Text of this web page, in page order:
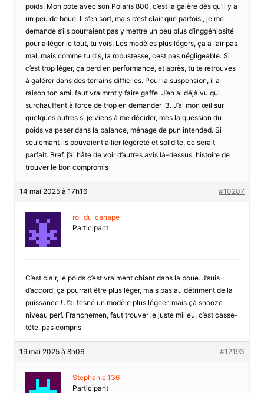
poids. Mon pote avec son Polaris 800, c’est la galère dès qu’il y a
un peu de boue. Il s’en sort, mais c’est clair que parfois,, je me
demande s’ils pourraient pas y mettre un peu plus d’inggéniosité
pour alléger le tout, tu vois. Les modèles plus légers, ça a l’air pas
mal, mais comme tu dis, la robustesse, cest pas négligeable. Si
c’est trop léger, ça perd en performance, et après, tu te retrouves
à galérer dans des terrains difficiles. Pour la suspension, il a
raison ton ami, faut vraimrnt y faire gaffe. J’en ai déjà vu qui
surchauffent à force de trop en demander :3. J’ai mon œil sur
quelques autres si je viens à me décider, mes la quession du
poids va peser dans la balance, ménage de pun intended. Si
seulemant ils pouvaient allier légèreté et solidite, ce serait
parfait. Bref, j’ai hâte de voir d’autres avis là-dessus, histoire de
trouver le bon compromis
14 mai 2025 à 17h16 #10207
roi_du_canape
Participant
C’est clair, le poids c’est vraiment chiant dans la boue. J’suis
d’accord, ça pourrait être plus léger, mais pas au détriment de la
puissance ! J’ai tesné un modèle plus légeer, mais çà snooze
niveau perf. Franchemen, faut trouver le juste milieu, c’est casse-
tête. pas compris
19 mai 2025 à 8h06 #12193
Stephanie.136
Participant